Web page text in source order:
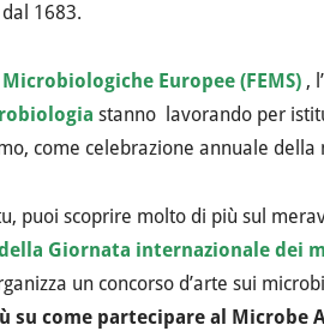
1683.
Europee (FEMS) , l’
stanno lavorando per
come celebrazione annuale della
puoi scoprire molto di più sul
Giornata internazionale dei
un concorso d’arte sui
su come partecipare al